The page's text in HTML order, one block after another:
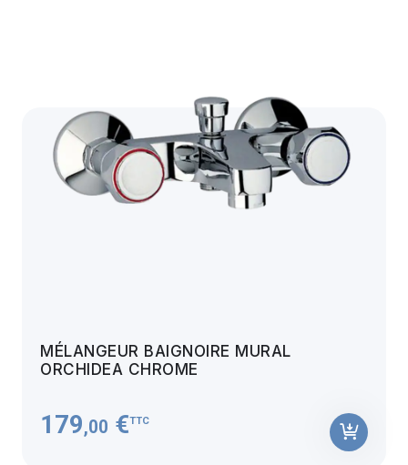
MÉLANGEUR BAIGNOIRE MURAL
ORCHIDEA CHROME
179,00 €TTC